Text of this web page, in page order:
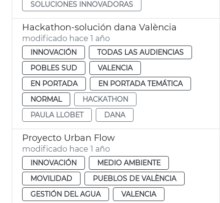
SOLUCIONES INNOVADORAS
Hackathon-solución dana València
modificado hace 1 año
INNOVACIÓN
TODAS LAS AUDIENCIAS
POBLES SUD
VALENCIA
EN PORTADA
EN PORTADA TEMÁTICA
NORMAL
HACKATHON
PAULA LLOBET
DANA
Proyecto Urban Flow
modificado hace 1 año
INNOVACIÓN
MEDIO AMBIENTE
MOVILIDAD
PUEBLOS DE VALÈNCIA
GESTIÓN DEL AGUA
VALENCIA